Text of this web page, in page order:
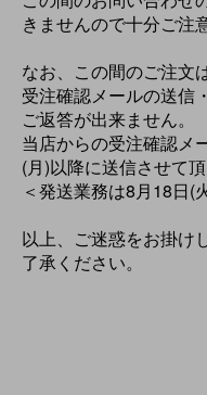
きませんので十分ご注
なお、この間のご注文
受注確認メールの送信
ご返答が出来ません。
当店からの受注確認メ
(月)以降に送信させて頂
＜発送業務は8月18日(
以上、ご迷惑をお掛け
了承ください。